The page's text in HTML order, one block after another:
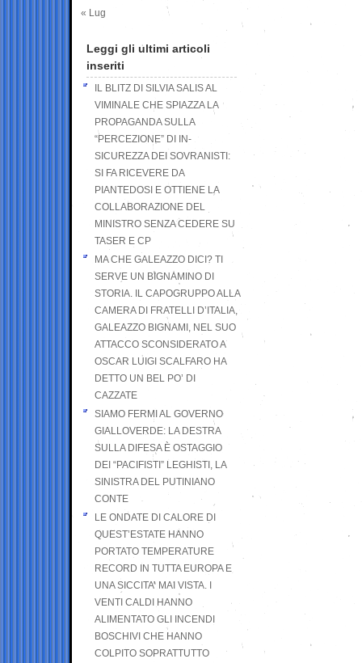
« Lug
Leggi gli ultimi articoli
inseriti
IL BLITZ DI SILVIA SALIS AL
VIMINALE CHE SPIAZZA LA
PROPAGANDA SULLA
“PERCEZIONE” DI IN-
SICUREZZA DEI SOVRANISTI:
SI FA RICEVERE DA
PIANTEDOSI E OTTIENE LA
COLLABORAZIONE DEL
MINISTRO SENZA CEDERE SU
TASER E CP
MA CHE GALEAZZO DICI? TI
SERVE UN BIGNAMINO DI
STORIA. IL CAPOGRUPPO ALLA
CAMERA DI FRATELLI D’ITALIA,
GALEAZZO BIGNAMI, NEL SUO
ATTACCO SCONSIDERATO A
OSCAR LUIGI SCALFARO HA
DETTO UN BEL PO’ DI
CAZZATE
SIAMO FERMI AL GOVERNO
GIALLOVERDE: LA DESTRA
SULLA DIFESA È OSTAGGIO
DEI “PACIFISTI” LEGHISTI, LA
SINISTRA DEL PUTINIANO
CONTE
LE ONDATE DI CALORE DI
QUEST’ESTATE HANNO
PORTATO TEMPERATURE
RECORD IN TUTTA EUROPA E
UNA SICCITA’ MAI VISTA. I
VENTI CALDI HANNO
ALIMENTATO GLI INCENDI
BOSCHIVI CHE HANNO
COLPITO SOPRATTUTTO